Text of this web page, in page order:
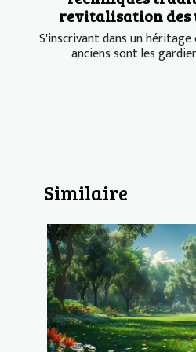
revitalisation des
S'inscrivant dans un
anciens sont les
Similaire